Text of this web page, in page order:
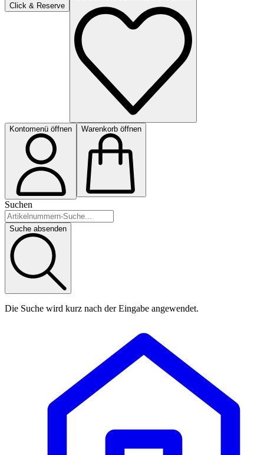
Click & Reserve
Kontomenü öffnen Warenkorb öffnen
Suchen
Suche absenden
Die Suche wird kurz nach der Eingabe angewendet.